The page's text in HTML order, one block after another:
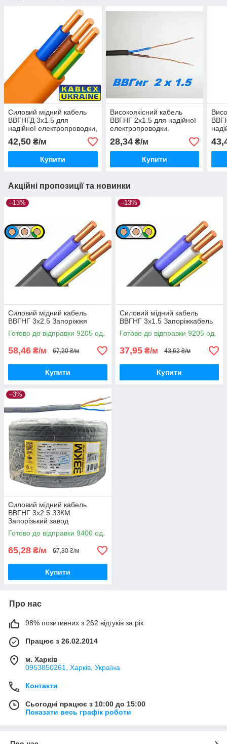
Силовий мідний кабель
ВВГНГД 3х1.5 для
надійної електропроводки,
Одеса Каблекс.
42,50 ₴/м
Купити
Високоякісний кабель
ВВГНГ 2х1.5 для надійної
електропроводки.
28,34₴/м
Купити
Акційні пропозиції та новинки
–13%
Силовий мідний кабель
ВВГНГ 3х2.5 Запоріжжя
Готово до відправки 9205 од.
58,46 ₴/м 67,20 ₴/м
Купити
–13%
Силовий мідний кабель
ВВГНГ 3х1.5 Запоріжкабель
Готово до відправки 9205 од.
37,95 ₴/м 43,62 ₴/м
Купити
–3%
Силовий мідний кабель
ВВГНГ 3х2.5 ЗЗКМ
Запорізький завод
кольорових металів
повноцінний
Готово до відправки 9400 од.
65,28 ₴/м 67,30 ₴/м
Купити
Про нас
98% позитивних з 262 відгуків за рік
Працює з 26.02.2014
м. Харків
0953850261, Харків, Україна
Контакти
Сьогодні працює з 10:00 до 15:00
Показати весь графік роботи